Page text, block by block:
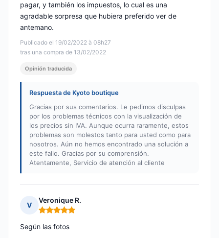
Publicado el 19/02/2022 à 08h27
tras una compra de 13/02/2022
pagar, y también los impuestos, lo cual es una
agradable sorpresa que hubiera preferido ver de
antemano.
Opinión traducida
Respuesta de Kyoto boutique
Gracias por sus comentarios. Le pedimos disculpas
por los problemas técnicos con la visualización de
los precios sin IVA. Aunque ocurra raramente, estos
problemas son molestos tanto para usted como para
nosotros. Aún no hemos encontrado una solución a
este fallo. Gracias por su comprensión.
Atentamente, Servicio de atención al cliente
V
Veronique R.
Nota: 5 de 5
Según las fotos